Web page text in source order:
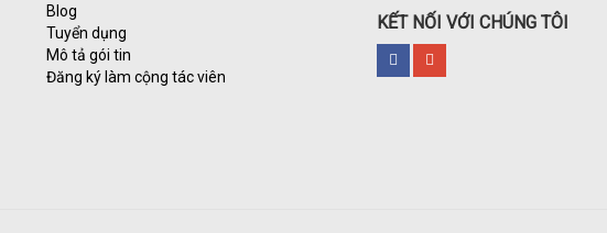
Blog
Tuyển dụng
Mô tả gói tin
Đăng ký làm cộng tác viên
KẾT NỐI VỚI CHÚNG TÔI